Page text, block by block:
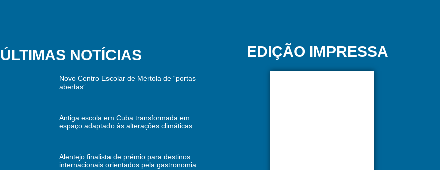
ÚLTIMAS NOTÍCIAS
Novo Centro Escolar de Mértola de “portas
abertas”
Antiga escola em Cuba transformada em
espaço adaptado às alterações climáticas
Alentejo finalista de prémio para destinos
internacionais orientados pela gastronomia
EDIÇÃO IMPRESSA